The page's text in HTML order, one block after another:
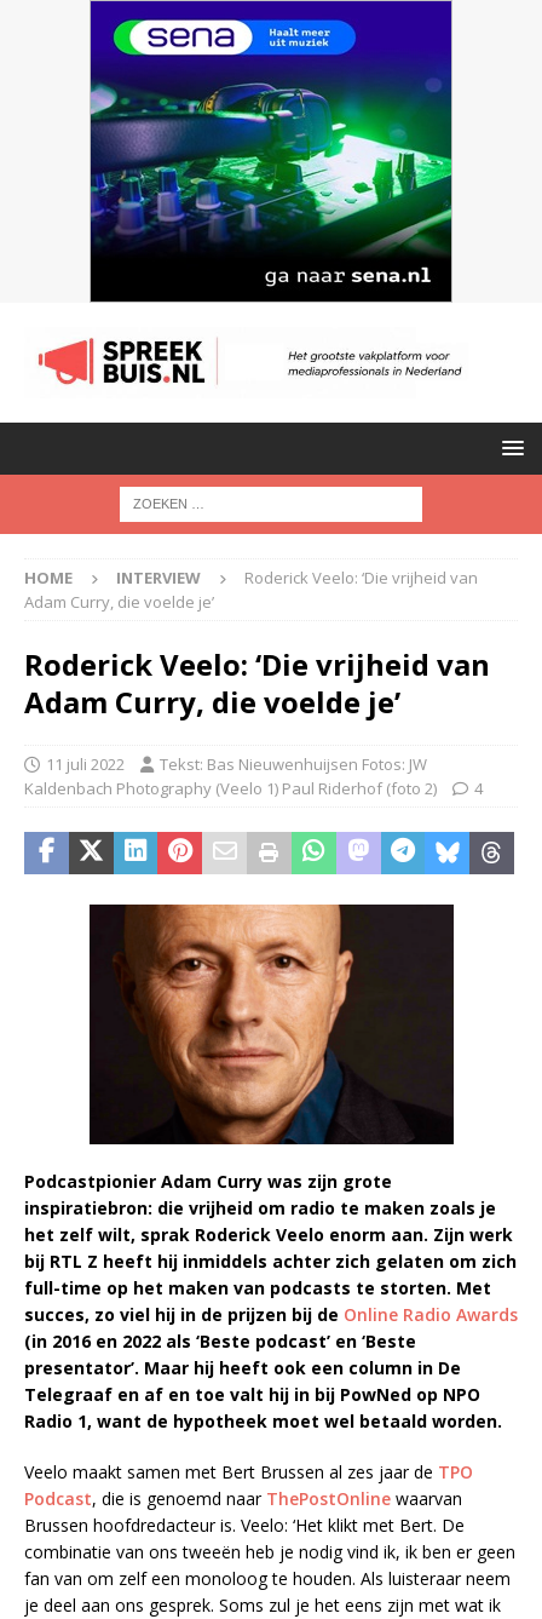
HOME INTERVIEW
Roderick Veelo: ‘Die vrijheid van
Adam Curry, die voelde je’
Roderick Veelo: ‘Die vrijheid van
Adam Curry, die voelde je’
11 juli 2022
Tekst: Bas Nieuwenhuijsen Fotos: JW
Kaldenbach Photography (Veelo 1) Paul Riderhof (foto 2)
4
Podcastpionier Adam Curry was zijn grote
inspiratiebron: die vrijheid om radio te maken zoals je
het zelf wilt, sprak Roderick Veelo enorm aan. Zijn werk
bij RTL Z heeft hij inmiddels achter zich gelaten om zich
full-time op het maken van podcasts te storten. Met
succes, zo viel hij in de prijzen bij de Online Radio Awards
(in 2016 en 2022 als ‘Beste podcast’ en ‘Beste
presentator’. Maar hij heeft ook een column in De
Telegraaf en af en toe valt hij in bij PowNed op NPO
Radio 1, want de hypotheek moet wel betaald worden.
Veelo maakt samen met Bert Brussen al zes jaar de TPO
Podcast, die is genoemd naar ThePostOnline waarvan
Brussen hoofdredacteur is. Veelo: ‘Het klikt met Bert. De
combinatie van ons tweeën heb je nodig vind ik, ik ben er geen
fan van om zelf een monoloog te houden. Als luisteraar neem
je deel aan ons gesprek. Soms zul je het eens zijn met wat ik